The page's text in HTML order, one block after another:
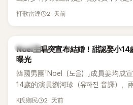
一名不折不扣的學霸。她日前在節目
打歌雷達 2 天前
K-POP
Noel主唱突宣布結婚！甜認娶小14
曝光
韓國男團「Noel（노을）」成員姜均
14歲的演員劉河珍（유하진 音譯），
低調舉辦婚禮，消息一出立刻引發關
K氏鄉民 2 天前